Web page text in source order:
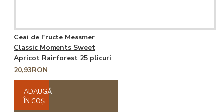
Ceai de Fructe Messmer
Classic Moments Sweet
Apricot Rainforest 25 plicuri
20,93RON
ADAUGĂ
ÎN COŞ